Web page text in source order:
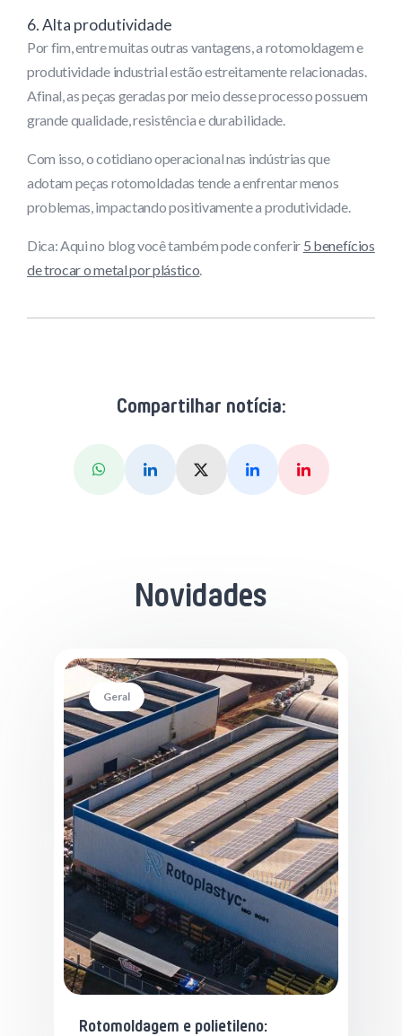
6. Alta produtividade
Por fim, entre muitas outras vantagens, a rotomoldagem e
produtividade industrial estão estreitamente relacionadas.
Afinal, as peças geradas por meio desse processo possuem
grande qualidade, resistência e durabilidade.
Com isso, o cotidiano operacional nas indústrias que
adotam peças rotomoldadas tende a enfrentar menos
problemas, impactando positivamente a produtividade.
Dica: Aqui no blog você também pode conferir 5 benefícios
de trocar o metal por plástico
Compartilhar notícia:
WhatsappLinkedinX (Twitter)FacebookPinterest
Novidades
Rotomoldagem e polietileno:
Geral